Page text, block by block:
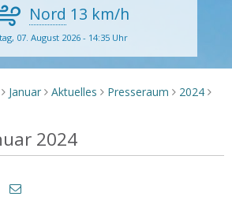
Nord 13 km/h
07. August 2026 - 14:35 Uhr
> Januar > Aktuelles > Presseraum > 2024 >
2024